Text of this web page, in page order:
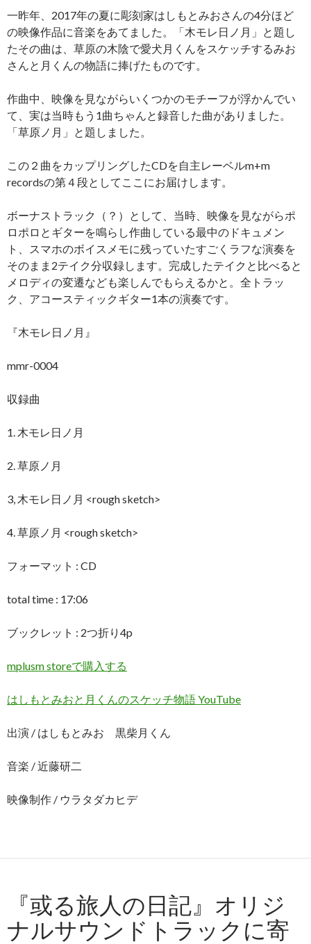
一昨年、2017年の夏に彫刻家はしもとみおさんの4分ほど
の映像作品に音楽をあてました。「木モレ日ノ月」と題し
たその曲は、草原の木陰で愛犬月くんをスケッチするみお
さんと月くんの物語に捧げたものです。
作曲中、映像を見ながらいくつかのモチーフが浮かんでい
て、実は当時もう1曲ちゃんと録音した曲がありました。
「草原ノ月」と題しました。
この２曲をカップリングしたCDを自主レーベルm+m
recordsの第４段としてここにお届けします。
ボーナストラック（？）として、当時、映像を見ながらポ
ロポロとギターを鳴らし作曲している最中のドキュメン
ト、スマホのボイスメモに残っていたすごくラフな演奏を
そのまま2テイク分収録します。完成したテイクと比べると
メロディの変遷なども楽しんでもらえるかと。全トラッ
ク、アコースティックギター1本の演奏です。
『木モレ日ノ月』
mmr-0004
収録曲
1. 木モレ日ノ月
2. 草原ノ月
3, 木モレ日ノ月 <rough sketch>
4. 草原ノ月 <rough sketch>
フォーマット : CD
total time : 17:06
ブックレット : 2つ折り4p
mplusm storeで購入する
はしもとみおと月くんのスケッチ物語 YouTube
出演 / はしもとみお 黒柴月くん
音楽 / 近藤研二
映像制作 / ウラタダカヒデ
『或る旅人の日記』オリジ
ナルサウンドトラックに寄